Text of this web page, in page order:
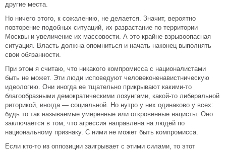
другие места.
Но ничего этого, к сожалению, не делается. Значит, вероятно
повторение подобных ситуаций, их разрастание по территории
Москвы и увеличение их массовости. А это крайне взрывоопасная
ситуация. Власть должна опомниться и начать наконец выполнять
свои обязанности.
При этом я считаю, что никакого компромисса с националистами
быть не может. Эти люди исповедуют человеконенавистническую
идеологию. Они иногда ее тщательно прикрывают какими-то
благообразными демократическими лозунгами, какой-то либеральной
риторикой, иногда — социальной. Но нутро у них одинаково у всех:
будь то так называемые умеренные или откровенные нацисты. Оно
заключается в том, что агрессия направлена на людей по
национальному признаку. С ними не может быть компромисса.
Если кто-то из оппозиции заигрывает с этими силами, то этот